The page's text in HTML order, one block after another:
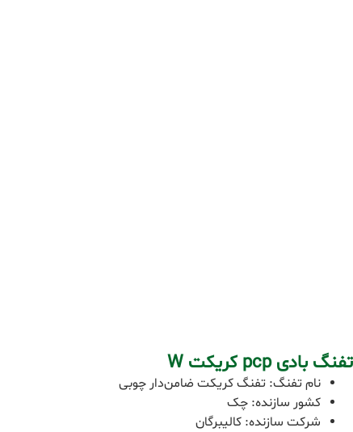
تفنگ بادی pcp کریکت W
نام تفنگ: تفنگ کریکت ضامن‌دار چوبی
کشور سازنده: چک
شرکت سازنده: کالیبرگان